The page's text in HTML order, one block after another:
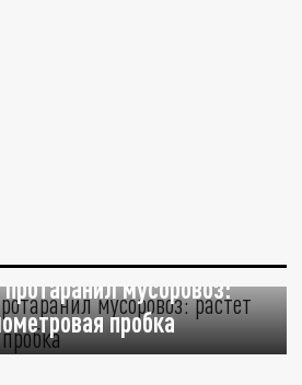
мусоровоз:
пробка